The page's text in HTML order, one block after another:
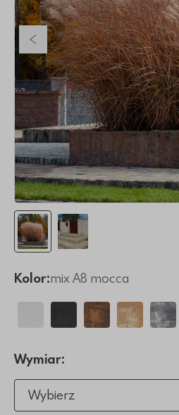
Poprzedni slajd
Kolor:mix A8 mocca
Wymiar:
Wybierz